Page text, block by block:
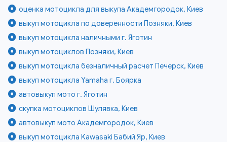
оценка мотоцикла для выкупа Академгородок, Киев
выкуп мотоцикла по доверенности Позняки, Киев
выкуп мотоцикла наличными г. Яготин
выкуп мотоциклов Позняки, Киев
выкуп мотоцикла безналичный расчет Печерск, Киев
выкуп мотоцикла Yamaha г. Боярка
автовыкуп мото г. Яготин
скупка мотоциклов Шулявка, Киев
автовыкуп мото Академгородок, Киев
выкуп мотоцикла Kawasaki Бабий Яр, Киев